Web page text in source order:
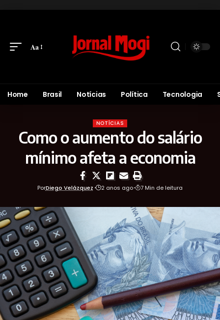
Aa
Home Brasil Notícias Política Tecnologia
NOTÍCIAS
Como o aumento do salário
mínimo afeta a economia
PorDiego Velázquez 2 anos ago 7 Min de leitura